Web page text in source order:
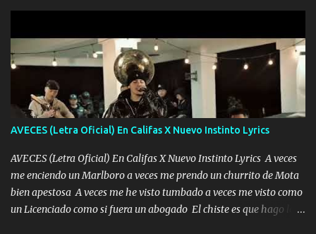
AVECES (Letra Oficial) En Califas X Nuevo Instinto Lyrics
AVECES (Letra Oficial) En Califas X Nuevo Instinto Lyrics A veces
me enciendo un Marlboro a veces me prendo un churrito de Mota
bien apestosa A veces me he visto tumbado a veces me visto como
un Licenciado como si fuera un abogado El chiste es que hago lo